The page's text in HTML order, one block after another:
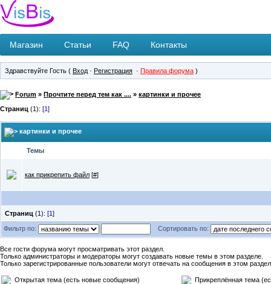
Магазин Статьи FAQ Контакты
Здравствуйте Гость ( Вход · Регистрация · Правила форума )
Forum » Прочтите перед тем как .... » картинки и прочее
Страниц (1): [1]
картинки и прочее
Темы
как прикрепить файл [#]
Страниц (1): [1]
Фильтр по: Сортировать по:
Все гости форума могут просматривать этот раздел.
Только администраторы и модераторы могут создавать новые темы в этом разделе.
Только зарегистрированные пользователи могут отвечать на сообщения в этом
Открытая тема (есть новые сообщения)
Прикреплённая тема